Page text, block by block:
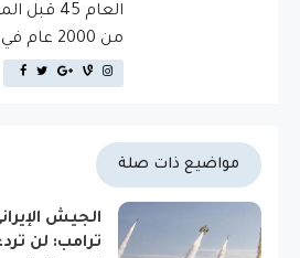
العام 45
من 2000 عام في القدم.
مواضيع ذات صلة
الجيش
ترامب: لن